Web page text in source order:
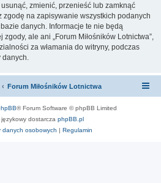
zmienić, przenieść lub zamknąć
zgodę na zapisywanie wszystkich podanych
danych. Informacje te nie będą
ale ani „Forum Miłośników Lotnictwa”,
za włamania do witryny, podczas
danych.
Forum Miłośników Lotnictwa
® Forum Software © phpBB Limited
dostarcza phpBB.pl
danych osobowych | Regulamin